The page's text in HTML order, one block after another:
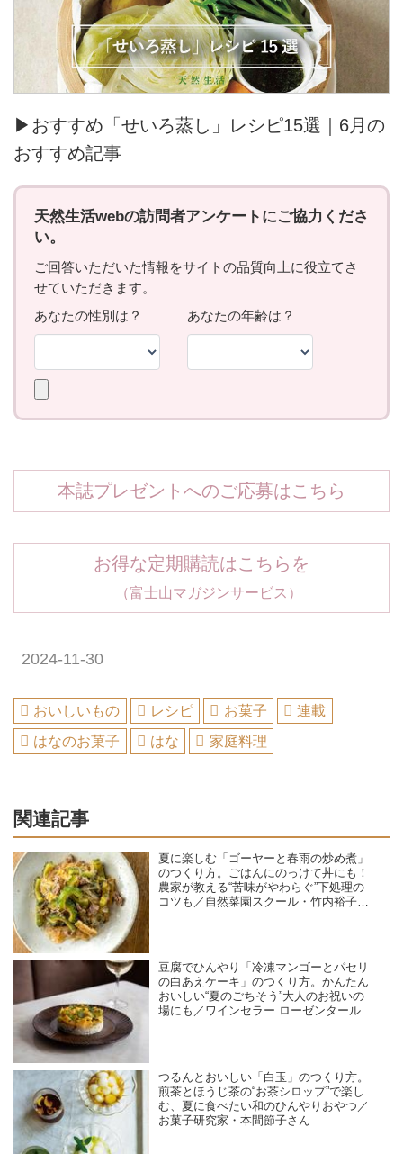
▶おすすめ「せいろ蒸し」レシピ15選｜6月の
おすすめ記事
本誌プレゼントへのご応募はこちら
お得な定期購読はこちらを
（富士山マガジンサービス）
2024-11-30
おいしいもの レシピ お菓子
連載
はなのお菓子
はな 家庭料理
関連記事
夏に楽しむ「ゴーヤーと春雨の炒め煮」
のつくり方。ごはんにのっけて丼にも！
農家が教える“苦味がやわらぐ”下処理の
コツも／自然菜園スクール・竹内裕子さ
豆腐でひんやり「冷凍マンゴーとパセリ
の白あえケーキ」のつくり方。かんたん
おいしい“夏のごちそう”大人のお祝いの
場にも／ワインセラー ローゼンタール・
つるんとおいしい「白玉」のつくり方。
煎茶とほうじ茶の“お茶シロップ”で楽し
む、夏に食べたい和のひんやりおやつ／
お菓子研究家・本間節子さん